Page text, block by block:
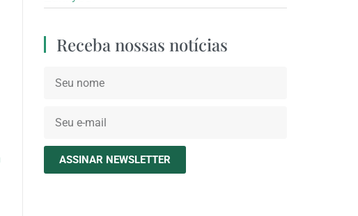
Receba nossas notícias
ASSINAR NEWSLETTER